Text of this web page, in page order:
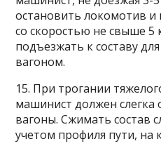
остановить локомотив и
со скоростью не свыше 5
подъезжать к составу
вагоном.
15. При трогании
машинист должен слегка
вагоны. Сжимать состав
учетом профиля пути, на